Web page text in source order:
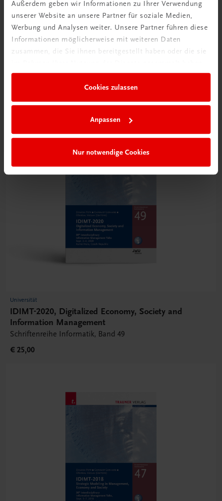
Außerdem geben wir Informationen zu Ihrer Verwendung
unserer Website an unsere Partner für soziale Medien,
Werbung und Analysen weiter. Unsere Partner führen diese
Informationen möglicherweise mit weiteren Daten
zusammen, die Sie ihnen bereitgestellt haben oder die sie
Cookies zulassen
Anpassen
Nur notwendige Cookies
Universität
Sicherheit in der Industrie 4.0
UNINET, Band 3
Universität
IDIMT-2020, Digitalized Economy, Society and
Information Management
Schriftenreihe Informatik, Band 49
€ 25,00